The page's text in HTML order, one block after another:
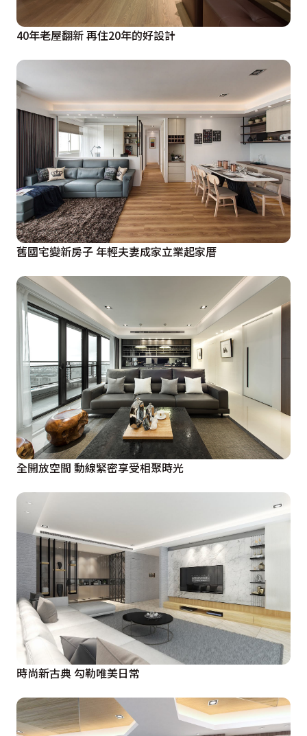
40年老屋翻新 再住20年的好設計
舊國宅變新房子 年輕夫妻成家立業起家厝
全開放空間 動線緊密享受相聚時光
時尚新古典 勾勒唯美日常